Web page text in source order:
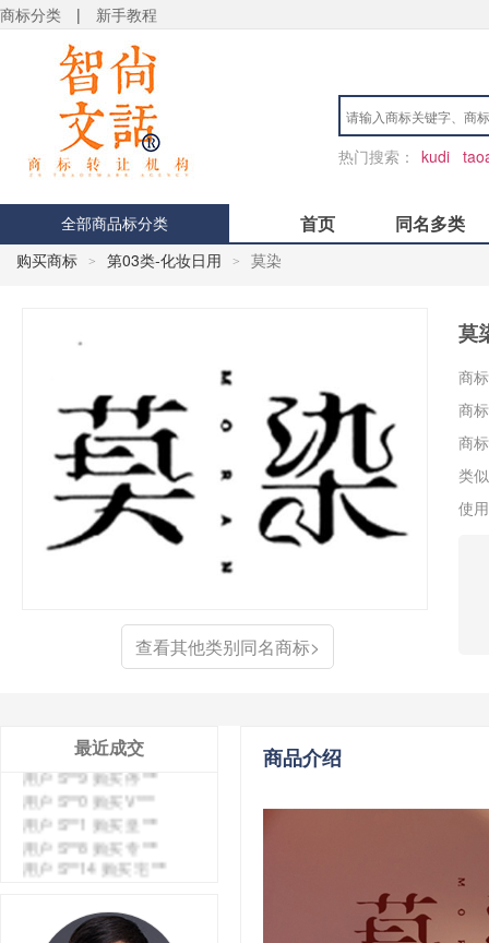
商标分类 | 新手教程
热门搜索： kudi
全部商品标分类 首页 同名多类
购买商标 > 第03类-化妆日用 > 莫染
查看其他类别同名商标>
莫
商
商
商
类
使
最近成交
用户 S**6 购买 七***
用户 S**0 购买 冠***
用户 S**9 购买 停***
用户 S**0 购买 V***
用户 S**1 购买 皇***
用户 S**8 购买 专***
用户 S**14 购买 宅***
用户 S**26 购买 图***
用户 S**16 购买 火***
用户 S**25 购买 水***
商品介绍